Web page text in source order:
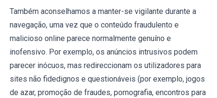
Também aconselhamos a manter-se vigilante durante a
navegação, uma vez que o conteúdo fraudulento e
malicioso online parece normalmente genuíno e
inofensivo. Por exemplo, os anúncios intrusivos podem
parecer inócuos, mas redireccionam os utilizadores para
sites não fidedignos e questionáveis (por exemplo, jogos
de azar, promoção de fraudes, pornografia, encontros para